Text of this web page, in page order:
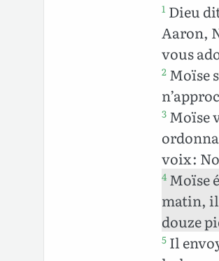
1 Dieu
Aaron,
vous
2 Moïse
3 Moïse
voix :
4 Moïse
matin, il
douze
5 Il